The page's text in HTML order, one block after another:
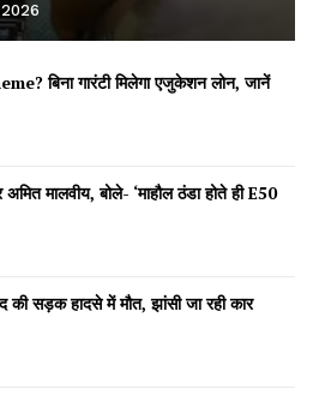
Share
बिना गारंटी मिलेगा एजुकेशन लोन, जानें
मालवीय, बोले- ‘माहौल ठंडा होते ही E50
सड़क हादसे में मौत, झांसी जा रही कार